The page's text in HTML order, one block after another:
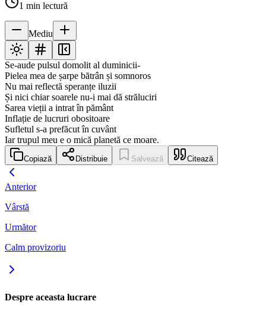
1 min lectură
Mediu
Se-aude pulsul domolit al duminicii-
Pielea mea de șarpe bătrân și somnoros
Nu mai reflectă speranțe iluzii
Și nici chiar soarele nu-i mai dă străluciri
Sarea vieții a intrat în pământ
Inflație de lucruri obositoare
Sufletul s-a prefăcut în cuvânt
Iar trupul meu e o mică planetă ce moare.
Copiază Distribuie Salvează Citează
Anterior
Vârstă
Următor
Calm provizoriu
Despre aceasta lucrare